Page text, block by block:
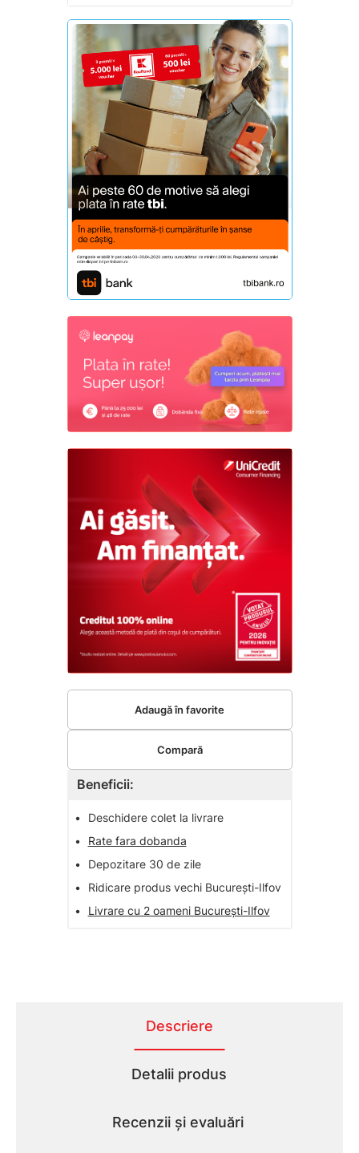
Beneficii:
•
Deschidere colet la livrare
•
Rate fara dobanda
•
Depozitare 30 de zile
•
Ridicare produs vechi București-Ilfov
•
Livrare cu 2 oameni București-Ilfov
Adaugă în favorite
Compară
Descriere
Detalii produs
Recenzii și evaluări